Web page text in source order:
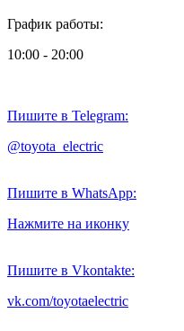
График работы:
10:00 - 20:00
Пишите в Telegram:
@toyota_electric
Пишите в WhatsApp:
Нажмите на иконку
Пишите в Vkontakte:
vk.com/toyotaelectric